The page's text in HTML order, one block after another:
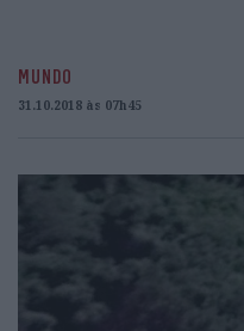
MUNDO
31.10.2018 às 07h45